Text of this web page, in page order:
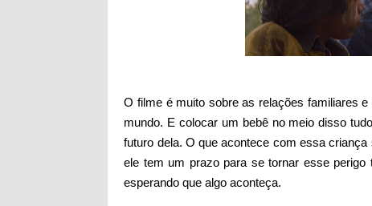
O filme é muito sobre as relações familiares
mundo. E colocar um bebê no meio disso
futuro dela. O que acontece com essa
ele tem um prazo para se tornar esse
esperando que algo aconteça.